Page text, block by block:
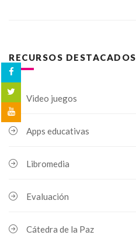
RECURSOS DESTACADOS
Video juegos
Apps educativas
Libromedia
Evaluación
Cátedra de la Paz